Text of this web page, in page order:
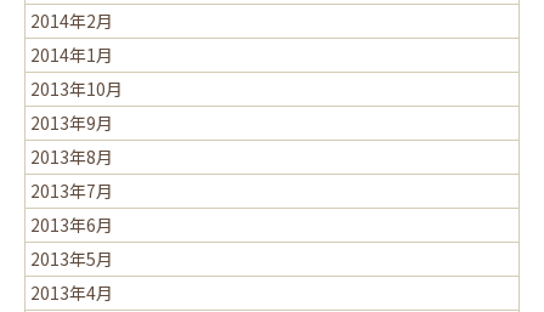
2014年2月
2014年1月
2013年10月
2013年9月
2013年8月
2013年7月
2013年6月
2013年5月
2013年4月